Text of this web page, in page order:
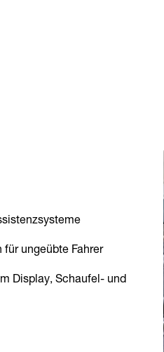
ungeübte Fahrer
Display, Schaufel- und